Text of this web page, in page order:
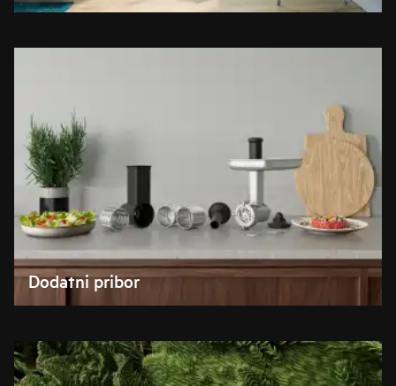
Dodatni pribor